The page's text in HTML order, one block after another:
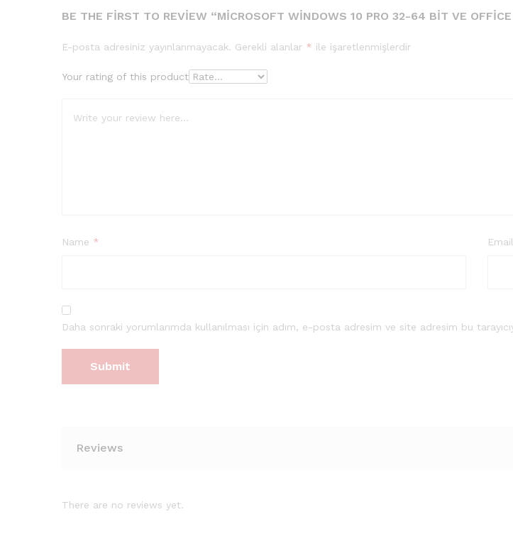
BE THE FIRST TO REVIEW “MICROSOFT WINDOWS 10 PRO 32-64 BIT VE
E-posta adresiniz yayınlanmayacak. Gerekli alanlar * ile işaretlenmişlerdir
Your rating of this product
Name * Email
Daha sonraki yorumlarımda kullanılması için adım, e-posta adresim ve site adresim bu
Reviews
There are no reviews yet.